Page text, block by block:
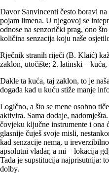
Davor Sanvincenti često boravi
pojam limena. U njegovoj se
odnose na senzorički prag, ono
količina senzacija koju naše
Rječnik stranih riječi (B. Klaić)
zaklon, utočište; 2. latinski – kuća,
Dakle ta kuća, taj zaklon, to je
događa kad u kuću stiže manje
Logično, a što se mene osobno
aktivira. Sama dodaje,
čovjeku ključne instrumente i ona
glasnije čuješ svoje misli,
kad senzacije nema, u
apsolutni vladar, a mi – lokacija
Tada je supstitucija najprisutnija:
dolby.